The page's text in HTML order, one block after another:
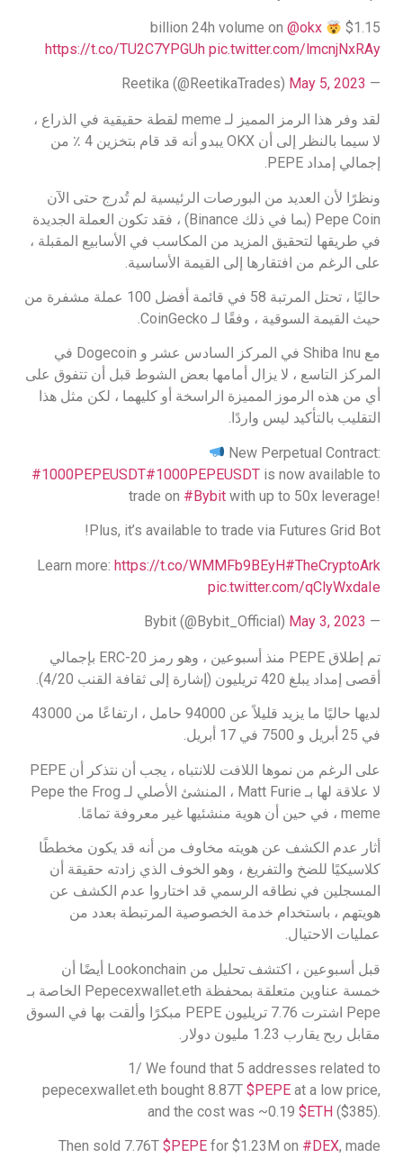
$1.15 billion 24h volume on
@okx
https://t.co/TU2C7YPGUh pic.twitter.com/lmcnjNxRAy
— Reetika (@ReetikaTrades)
May 5, 2023
لقد وفر هذا الرمز المميز لـ meme لقطة حقيقية في الذراع ،
لا سيما بالنظر إلى أن OKX يبدو أنه قد قام بتخزين 4 ٪ من
إجمالي إمداد PEPE.
ونظرًا لأن العديد من البورصات الرئيسية لم تُدرج حتى الآن
Pepe Coin (بما في ذلك Binance) ، فقد تكون العملة الجديدة
في طريقها لتحقيق المزيد من المكاسب في الأسابيع المقبلة ،
على الرغم من افتقارها إلى القيمة الأساسية.
حاليًا ، تحتل المرتبة 58 في قائمة أفضل 100 عملة مشفرة من
حيث القيمة السوقية ، وفقًا لـ CoinGecko.
مع Shiba Inu في المركز السادس عشر و Dogecoin في
المركز التاسع ، لا يزال أمامها بعض الشوط قبل أن تتفوق على
أي من هذه الرموز المميزة الراسخة أو كليهما ، لكن مثل هذا
التقليب بالتأكيد ليس واردًا.
New Perpetual Contract:
#1000PEPEUSDT#1000PEPEUSDT is now available to
trade on #Bybit with up to 50x leverage!
Plus, it’s available to trade via Futures Grid Bot!
Learn more: https://t.co/WMMFb9BEyH#TheCryptoArk
pic.twitter.com/qClyWxdaIe
— Bybit (@Bybit_Official)
May 3, 2023
تم إطلاق PEPE منذ أسبوعين ، وهو رمز ERC-20 بإجمالي
أقصى إمداد يبلغ 420 تريليون (إشارة إلى ثقافة القنب 4/20).
لديها حاليًا ما يزيد قليلاً عن 94000 حامل ، ارتفاعًا من 43000
في 25 أبريل و 7500 في 17 أبريل.
على الرغم من نموها اللافت للانتباه ، يجب أن نتذكر أن PEPE
لا علاقة لها بـ Matt Furie ، المنشئ الأصلي لـ Pepe the Frog
meme ، في حين أن هوية منشئيها غير معروفة تمامًا.
أثار عدم الكشف عن هويته مخاوف من أنه قد يكون مخططًا
كلاسيكيًا للضخ والتفريغ ، وهو الخوف الذي زادته حقيقة أن
المسجلين في نطاقه الرسمي قد اختاروا عدم الكشف عن
هويتهم ، باستخدام خدمة الخصوصية المرتبطة بعدد من
عمليات الاحتيال.
قبل أسبوعين ، اكتشف تحليل من Lookonchain أيضًا أن
خمسة عناوين متعلقة بمحفظة Pepecexwallet.eth الخاصة بـ
Pepe اشترت 7.76 تريليون PEPE مبكرًا وألقت بها في السوق
مقابل ربح يقارب 1.23 مليون دولار.
1/ We found that 5 addresses related to
pepecexwallet.eth bought 8.87T $PEPE at a low price,
and the cost was ~0.19 $ETH ($385).
Then sold 7.76T $PEPE for $1.23M on #DEX, made